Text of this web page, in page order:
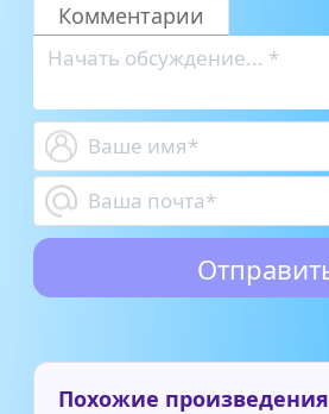
Комментарии
Похожие произведения